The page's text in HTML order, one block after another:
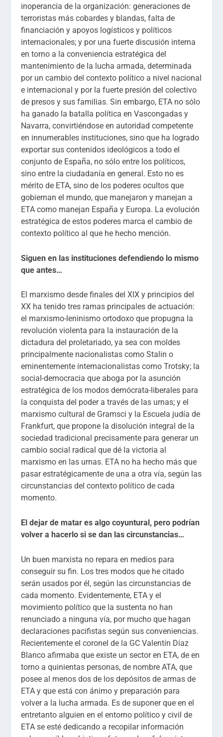
inoperancia de la organización: generaciones de
terroristas más cobardes y blandas, falta de
financiación y apoyos logísticos y políticos
internacionales; y por una fuerte discusión interna
en torno a la conveniencia estratégica del
mantenimiento de la lucha armada, determinada
por un cambio del contexto político a nivel nacional
e internacional y por la fuerte presión del colectivo
de presos y sus familias. Sin embargo, ETA no sólo
ha ganado la batalla política en Vascongadas y
Navarra, convirtiéndose en autoridad competente
en innumerables instituciones, sino que ha logrado
exportar sus contenidos ideológicos a todo el
conjunto de España, no sólo entre los políticos,
sino entre la ciudadanía en general. Esto no es
mérito de ETA, sino de los poderes ocultos que
gobiernan el mundo, que manejaron y manejan a
ETA como manejan España y Europa. La evolución
estratégica de estos poderes marca el cambio de
contexto político al que he hecho mención.
Siguen en las instituciones defendiendo lo mismo
que antes…
El marxismo desde finales del XIX y principios del
XX ha tenido tres ramas principales de actuación:
el marxismo-leninismo ortodoxo que propugna la
revolución violenta para la instauración de la
dictadura del proletariado, ya sea con moldes
principalmente nacionalistas como Stalin o
eminentemente internacionalistas como Trotsky; la
social-democracia que aboga por la asunción
estratégica de los modos demócrata-liberales para
la conquista del poder a través de las urnas; y el
marxismo cultural de Gramsci y la Escuela judía de
Frankfurt, que propone la disolución integral de la
sociedad tradicional precisamente para generar un
cambio social radical que dé la victoria al
marxismo en las urnas. ETA no ha hecho más que
pasar estratégicamente de una a otra vía, según las
circunstancias del contexto político de cada
momento.
El dejar de matar es algo coyuntural, pero podrían
volver a hacerlo si se dan las circunstancias…
Un buen marxista no repara en medios para
conseguir su fin. Los tres modos que he citado
serán usados por él, según las circunstancias de
cada momento. Evidentemente, ETA y el
movimiento político que la sustenta no han
renunciado a ninguna vía, por mucho que hagan
declaraciones pacifistas según sus conveniencias.
Recientemente el coronel de la GC Valentín Díaz
Blanco afirmaba que existe un sector en ETA, de en
torno a quinientas personas, de nombre ATA, que
posee al menos dos de los depósitos de armas de
ETA y que está con ánimo y preparación para
volver a la lucha armada. Es de suponer que en el
entretanto alguien en el entorno político y civil de
ETA se esté dedicando a recopilar información